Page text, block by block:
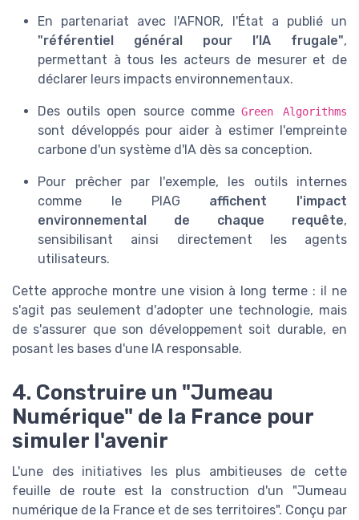
En partenariat avec l'AFNOR, l'État a publié un
"référentiel général pour l’IA frugale",
permettant à tous les acteurs de mesurer et de
déclarer leurs impacts environnementaux.
Des outils open source comme Green Algorithms
sont développés pour aider à estimer l'empreinte
carbone d'un système d'IA dès sa conception.
Pour prêcher par l'exemple, les outils internes
comme le PIAG affichent l'impact
environnemental de chaque requête,
sensibilisant ainsi directement les agents
utilisateurs.
Cette approche montre une vision à long terme : il ne
s'agit pas seulement d'adopter une technologie, mais
de s'assurer que son développement soit durable, en
posant les bases d'une IA responsable.
4. Construire un "Jumeau
Numérique" de la France pour
simuler l'avenir
L'une des initiatives les plus ambitieuses de cette
feuille de route est la construction d'un "Jumeau
numérique de la France et de ses territoires". Conçu par